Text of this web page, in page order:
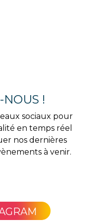
NOUS !
sociaux pour
en temps réel
nos dernières
à venir.